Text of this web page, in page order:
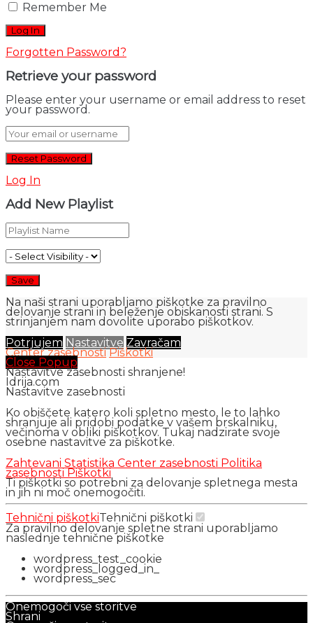
Remember Me
Forgotten Password?
Retrieve your password
Please enter your username or email address to reset
your password.
Log In
Add New Playlist
Na naši strani uporabljamo piškotke za pravilno
delovanje strani in beleženje obiskanosti strani. S
strinjanjem nam dovolite uporabo piškotkov.
Potrjujem Nastavitve Zavračam
Center zasebnosti Piškotki
Close Popup
Nastavitve zasebnosti shranjene!
Idrija.com
Nastavitve zasebnosti
Ko obiščete katero koli spletno mesto, le to lahko
shranjuje ali pridobi podatke v vašem brskalniku,
večinoma v obliki piškotkov. Tukaj nadzirate svoje
osebne nastavitve za piškotke.
Zahtevani Statistika Center zasebnosti Politika
zasebnosti Piškotki
Ti piškotki so potrebni za delovanje spletnega mesta
in jih ni moč onemogočiti.
Tehnični piškotkiTehnični piškotki
Za pravilno delovanje spletne strani uporabljamo
naslednje tehnične piškotke
wordpress_test_cookie
wordpress_logged_in_
wordpress_sec
Onemogoči vse storitve
Shrani